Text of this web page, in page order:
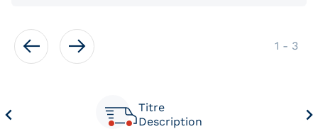
1 - de
3
Titre
Description